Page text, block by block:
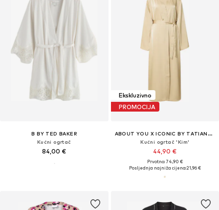
B BY TED BAKER
Kućni ogrtač
84,00 €
Ekskluzivno
PROMOCIJA
ABOUT YOU X ICONIC BY TATIANA KUCHAROVA
Kućni ogrtač 'Kim'
44,90 €
Prvotno: 74,90 €
Posljednja najniža cijena:21,96 €